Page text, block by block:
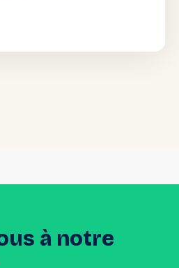
à notre